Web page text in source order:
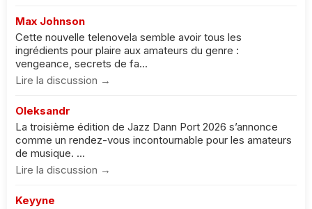
Max Johnson
Cette nouvelle telenovela semble avoir tous les
ingrédients pour plaire aux amateurs du genre :
vengeance, secrets de fa...
Lire la discussion →
Oleksandr
La troisième édition de Jazz Dann Port 2026 s’annonce
comme un rendez-vous incontournable pour les amateurs
de musique. ...
Lire la discussion →
Keyyne